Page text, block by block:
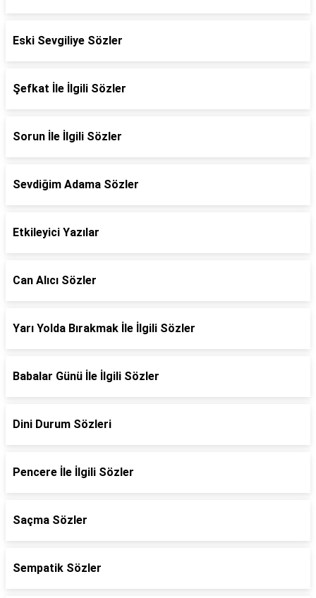
Eski Sevgiliye Sözler
Şefkat İle İlgili Sözler
Sorun İle İlgili Sözler
Sevdiğim Adama Sözler
Etkileyici Yazılar
Can Alıcı Sözler
Yarı Yolda Bırakmak İle İlgili Sözler
Babalar Günü İle İlgili Sözler
Dini Durum Sözleri
Pencere İle İlgili Sözler
Saçma Sözler
Sempatik Sözler